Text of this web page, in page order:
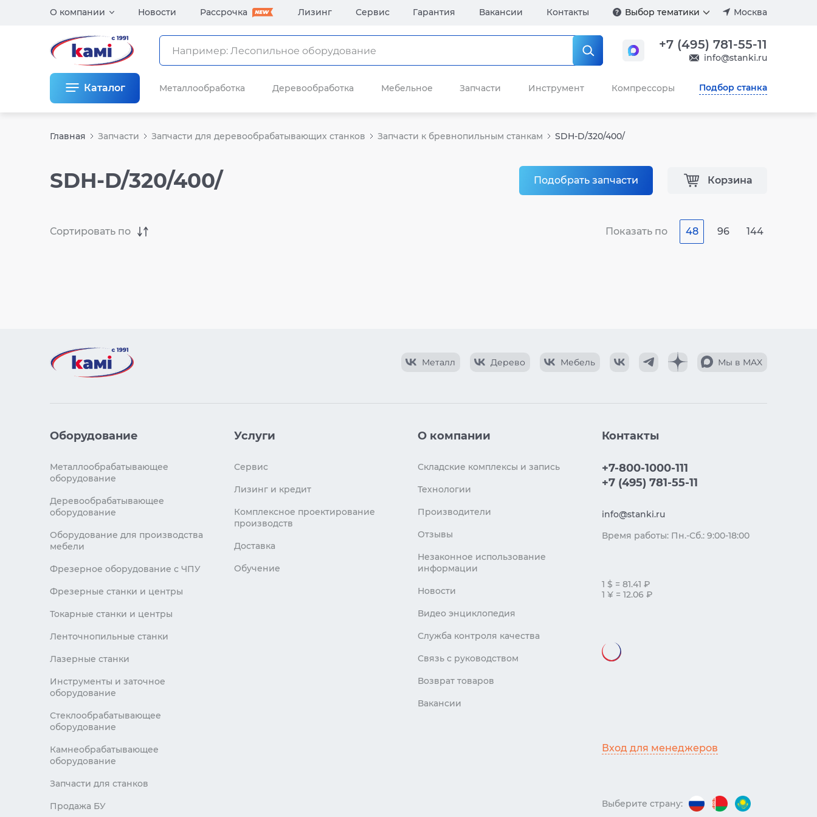
О компании Новости Рассрочка Лизинг Сервис Гарантия Вакансии Контакты Выбор тематики Москва
+7 (495) 781-55-11
info@stanki.ru
Каталог Металлообработка Деревообработка Мебельное Запчасти Инструмент Компрессоры Подбор станка
Главная Запчасти Запчасти для деревообрабатывающих станков Запчасти к бревнопильным станкам SDH-D/320/400/
SDH-D/320/400/ Подобрать запчасти Корзина
Показать по 48 96 144
Металл Дерево Мебель Мы в MAX
Оборудование
Металлообрабатывающее
оборудование
Деревообрабатывающее
оборудование
Оборудование для производства
мебели
Фрезерное оборудование с ЧПУ
Фрезерные станки и центры
Токарные станки и центры
Ленточнопильные станки
Лазерные станки
Инструменты и заточное
оборудование
Стеклообрабатывающее
оборудование
Камнеобрабатывающее
оборудование
Запчасти для станков
Продажа БУ
Услуги
Сервис
Лизинг и кредит
Комплексное проектирование
производств
Доставка
Обучение
О компании
Складские комплексы и запись
Технологии
Производители
Отзывы
Незаконное использование
информации
Новости
Видео энциклопедия
Служба контроля качества
Связь с руководством
Возврат товаров
Вакансии
Контакты
+7-800-1000-111
+7 (495) 781-55-11
info@stanki.ru
Время работы: Пн.-Сб.: 9:00-18:00
1 $ = 81.41 ₽
1 ¥ = 12.06 ₽
Вход для менеджеров
Выберите страну: